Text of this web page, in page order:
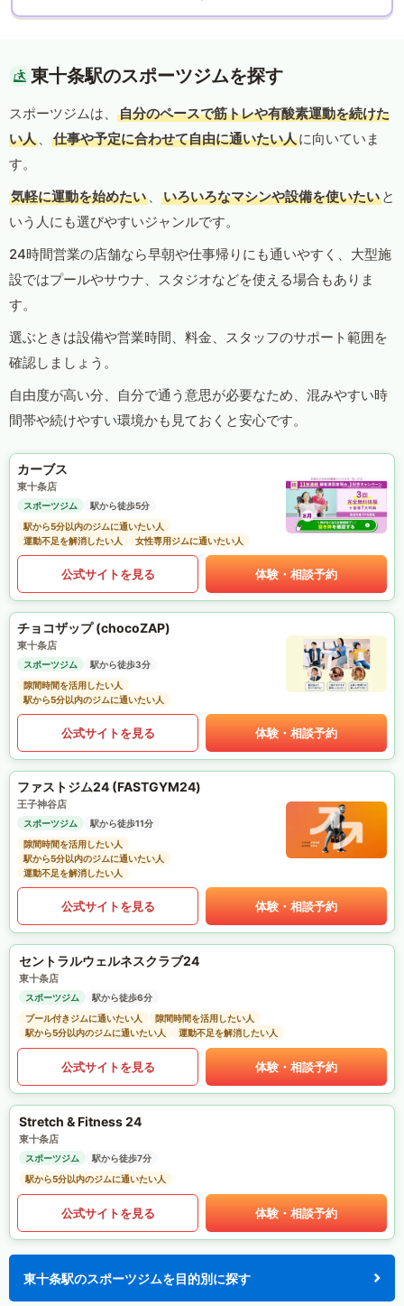
東十条駅のスポーツジムを探す
スポーツジムは、
自分のペースで筋トレや有酸素運動を続けた
い人 、 仕事や予定に合わせて自由に通いたい人に向いていま
す。
気軽に運動を始めたい 、 いろいろなマシンや設備を使いたい と
いう人にも選びやすいジャンルです。
24時間営業の店舗なら早朝や仕事帰りにも通いやすく、大型施
設ではプールやサウナ、スタジオなどを使える場合もありま
す。
選ぶときは設備や営業時間、料金、スタッフのサポート範囲を
確認しましょう。
自由度が高い分、自分で通う意思が必要なため、混みやすい時
間帯や続けやすい環境かも見ておくと安心です。
カーブス
東十条店
スポーツジム
駅から徒歩5分
駅から5分以内のジムに通いたい人
運動不足を解消したい人
女性専用ジムに通いたい人
公式サイトを見る 体験・相談予約
チョコザップ (chocoZAP)
東十条店
スポーツジム
駅から徒歩3分
隙間時間を活用したい人
駅から5分以内のジムに通いたい人
公式サイトを見る 体験・相談予約
ファストジム24 (FASTGYM24)
王子神谷店
スポーツジム
駅から徒歩11分
隙間時間を活用したい人
駅から5分以内のジムに通いたい人
運動不足を解消したい人
公式サイトを見る 体験・相談予約
セントラルウェルネスクラブ24
東十条店
スポーツジム
駅から徒歩6分
プール付きジムに通いたい人
隙間時間を活用したい人
駅から5分以内のジムに通いたい人
運動不足を解消したい人
公式サイトを見る 体験・相談予約
Stretch & Fitness 24
東十条店
スポーツジム
駅から徒歩7分
駅から5分以内のジムに通いたい人
公式サイトを見る 体験・相談予約
東十条駅のスポーツジムを目的別に探す